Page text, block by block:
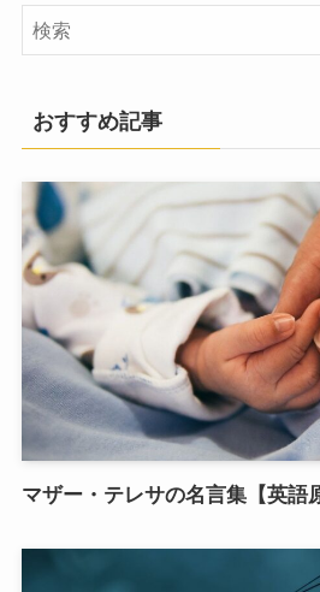
おすすめ記事
マザー・テレサの名言集【英語